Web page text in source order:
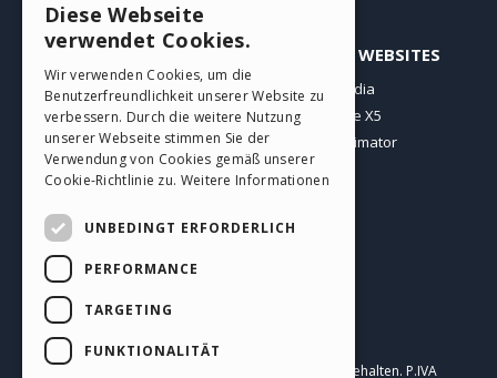
PROFIL
Meine Beiträge
Meine Lizenz
Download
Webhosting
ANDERE WEBSITES
Incomedia
WebSite X5
WebAnimator
Copyright © 2026
Alle Rechte vorbehalten. P.IVA
GERMAN
SPANISH
PORTUGUESE
Diese Webseite
verwendet Cookies.
Wir verwenden Cookies, um die
Benutzerfreundlichkeit unserer Website zu
verbessern. Durch die weitere Nutzung
unserer Webseite stimmen Sie der
Verwendung von Cookies gemäß unserer
Cookie-Richtlinie zu. Weitere Informationen
UNBEDINGT ERFORDERLICH
PERFORMANCE
TARGETING
FUNKTIONALITÄT